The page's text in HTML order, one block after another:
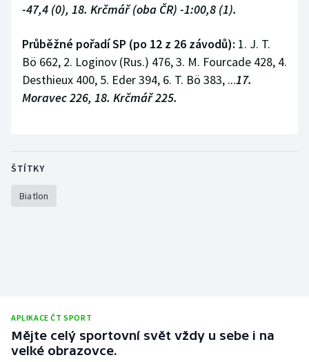
-47,4 (0), 18. Krčmář (oba ČR) -1:00,8 (1).
Průběžné pořadí SP (po 12 z 26 závodů): 1. J. T.
Bö 662, 2. Loginov (Rus.) 476, 3. M. Fourcade 428, 4.
Desthieux 400, 5. Eder 394, 6. T. Bö 383, ...17.
Moravec 226, 18. Krčmář 225.
ŠTÍTKY
Biatlon
APLIKACE ČT SPORT
Mějte celý sportovní svět vždy u sebe i na
velké obrazovce.